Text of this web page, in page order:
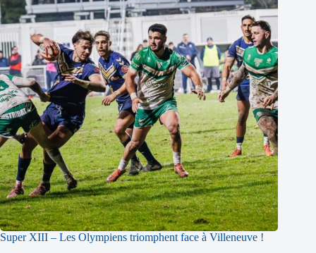
Super XIII – Les Olympiens triomphent face à Villeneuve !